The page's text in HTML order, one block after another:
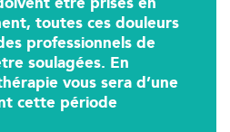
toutes ces douleurs
professionnels de
soulagées. En
vous sera d’une
cette période
balnéothérapie